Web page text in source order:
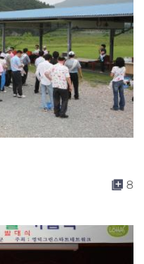
8